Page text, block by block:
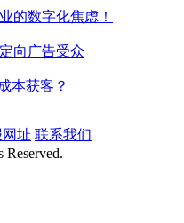
的数字化焦虑！
向广告受众
本获客？
址 联系我们